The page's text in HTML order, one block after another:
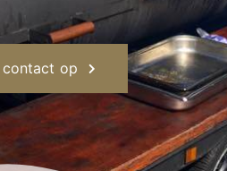
contact op